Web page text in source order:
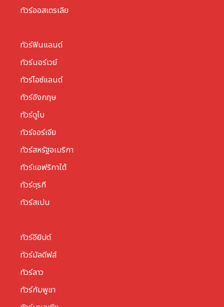
ทัวร์ออสเตรเลีย
ทัวร์ฟินแลนด์
ทัวร์นอร์เวย์
ทัวร์ไอซ์แลนด์
ทัวร์อังกฤษ
ทัวร์ดูไบ
ทัวร์จอร์เจีย
ทัวร์สหรัฐอเมริกา
ทัวร์แอฟริกาใต้
ทัวร์ตุรกี
ทัวร์สเปน
ทัวร์อียิปต์
ทัวร์มัลดีฟส์
ทัวร์ลาว
ทัวร์กัมพูชา